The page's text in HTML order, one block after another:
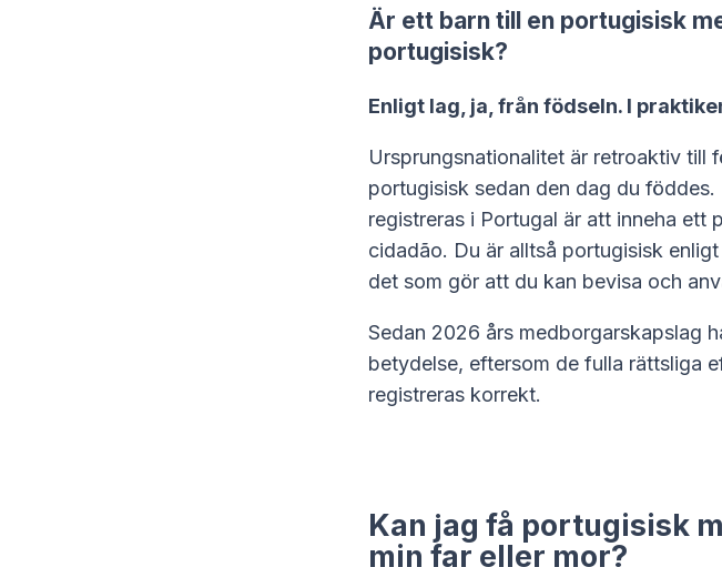
Är ett barn till en portugisisk
portugisisk?
Enligt lag, ja, från födseln. I
Ursprungsnationalitet är retroaktiv till
portugisisk sedan den dag du
registreras i Portugal är att inneha ett
cidadão. Du är alltså portugisisk
det som gör att du kan bevisa och
Sedan 2026 års medborgarskapslag
betydelse, eftersom de fulla rättsliga
registreras korrekt.
Kan jag få portugisisk
min far eller mor?